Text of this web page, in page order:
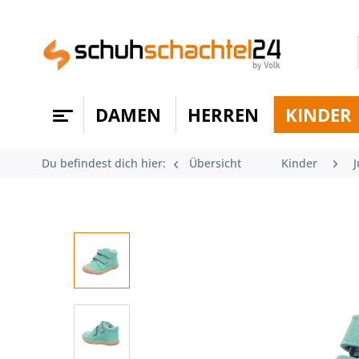
DAMEN HERREN KINDER
Du befindest dich hier: Übersicht Kinder